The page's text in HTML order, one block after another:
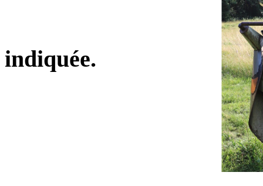
indiquée.